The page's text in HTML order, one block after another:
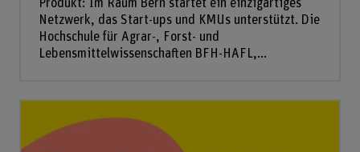
Produkt: Im Raum Bern startet ein einzigartiges
Netzwerk, das Start-ups und KMUs unterstützt. Die
Hochschule für Agrar-, Forst- und
Lebensmittelwissenschaften BFH-HAFL,...